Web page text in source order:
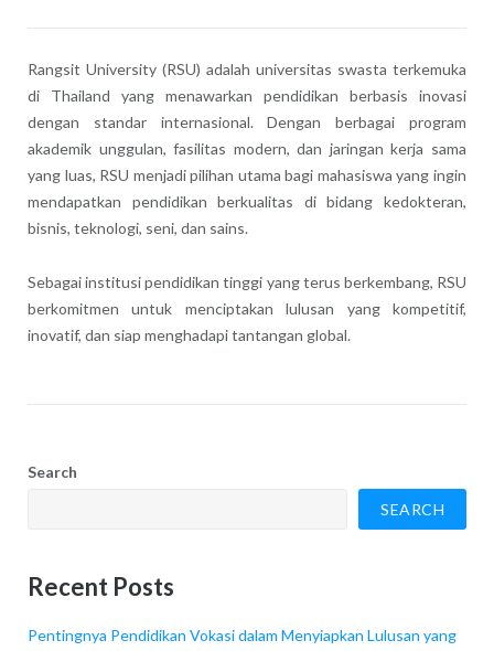
Rangsit University (RSU) adalah universitas swasta terkemuka
di Thailand yang menawarkan pendidikan berbasis inovasi
dengan standar internasional. Dengan berbagai program
akademik unggulan, fasilitas modern, dan jaringan kerja sama
yang luas, RSU menjadi pilihan utama bagi mahasiswa yang ingin
mendapatkan pendidikan berkualitas di bidang kedokteran,
bisnis, teknologi, seni, dan sains.
Sebagai institusi pendidikan tinggi yang terus berkembang, RSU
berkomitmen untuk menciptakan lulusan yang kompetitif,
inovatif, dan siap menghadapi tantangan global.
Search
SEARCH
Recent Posts
Pentingnya Pendidikan Vokasi dalam Menyiapkan Lulusan yang